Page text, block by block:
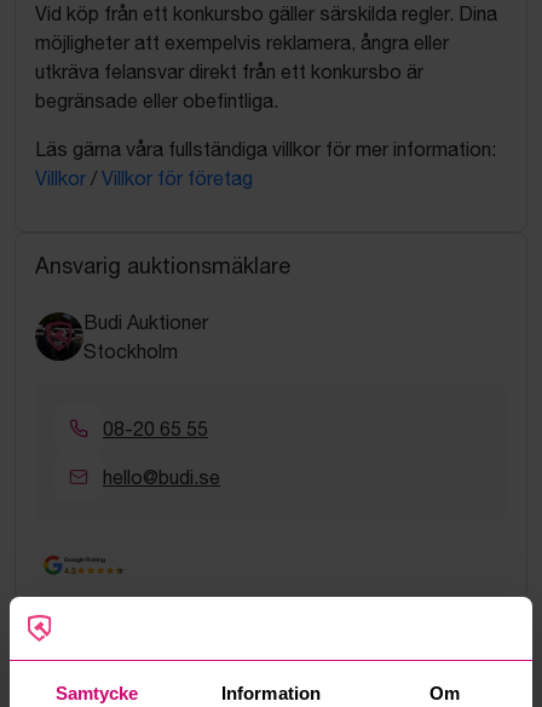
Samtycke Information Om
Vid köp från ett konkursbo gäller särskilda regler. Dina
möjligheter att exempelvis reklamera, ångra eller
utkräva felansvar direkt från ett konkursbo är
begränsade eller obefintliga.
Läs gärna våra fullständiga villkor för mer information:
Villkor / Villkor för företag
Ansvarig auktionsmäklare
Budi Auktioner
Stockholm
08-20 65 55
hello@budi.se
Google Rating
4.5
Vanliga frågor och svar